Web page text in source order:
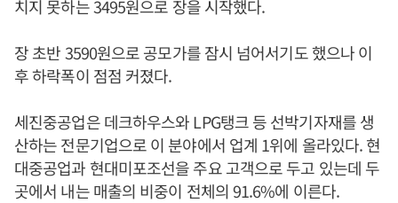
치지 못하는 3495원으로 장을 시작했다.
장 초반 3590원으로 공모가를 잠시 넘어서기도 했으나 이
후 하락폭이 점점 커졌다.
세진중공업은 데크하우스와 LPG탱크 등 선박기자재를 생
산하는 전문기업으로 이 분야에서 업계 1위에 올라있다. 현
대중공업과 현대미포조선을 주요 고객으로 두고 있는데 두
곳에서 내는 매출의 비중이 전체의 91.6%에 이른다.